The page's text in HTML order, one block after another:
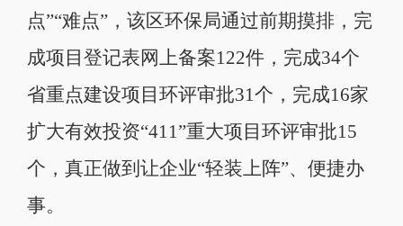
点”“难点”，该区环保局通过前期摸排，完
成项目登记表网上备案122件，完成34个
省重点建设项目环评审批31个，完成16家
扩大有效投资“411”重大项目环评审批15
个，真正做到让企业“轻装上阵”、便捷办
事。